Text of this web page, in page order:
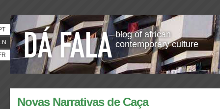
blog of african
contemporary culture
Novas Narrativas de Caça